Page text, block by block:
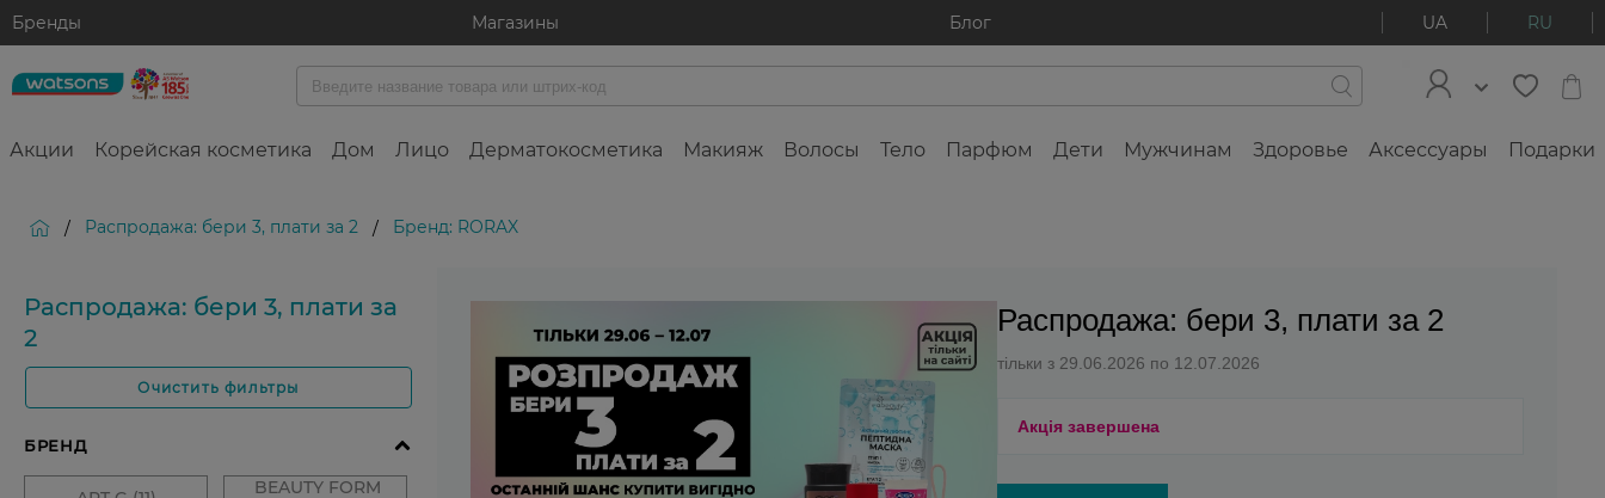
Бренды Магазины Блог UA RU
Акции Корейская косметика Дом Лицо Дерматокосметика Макияж Волосы Тело Парфюм Дети Мужчинам Здоровье Аксессуары Подарки
/ Распродажа: бери 3, плати за 2 / Бренд: RORAX
Распродажа: бери 3, плати за
2
Очистить фильтры
Распродажа: бери 3, плати за 2
тільки з 29.06.2026 по 12.07.2026
Акція завершена